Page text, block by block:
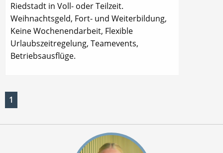
Riedstadt in Voll- oder Teilzeit.
Weihnachtsgeld, Fort- und Weiterbildung,
Keine Wochenendarbeit, Flexible
Urlaubszeitregelung, Teamevents,
Betriebsausflüge.
1